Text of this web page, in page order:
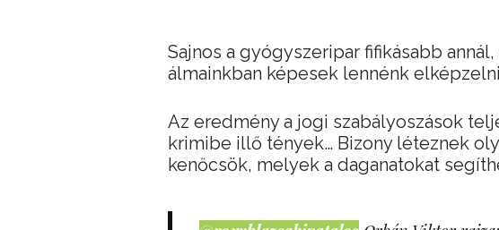
Sajnos a gyógyszeripar fifikásabb
álmainkban képesek lennénk
Az eredmény a jogi szabályoszások
krimibe illő tények… Bizony léteznek
kenőcsök, melyek a daganatokat